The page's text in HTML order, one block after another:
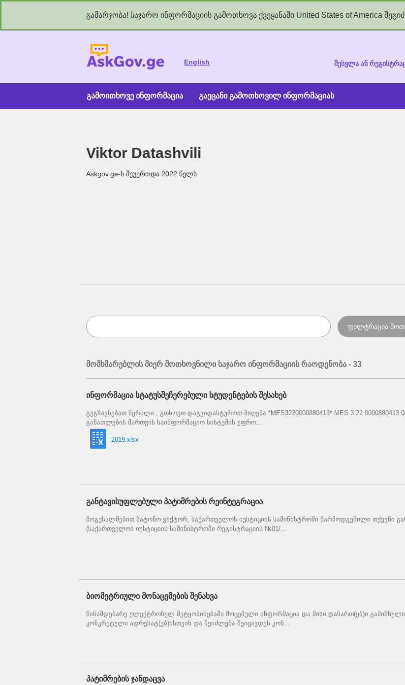
გამარჯობა! საჯარო ინფორმაციის გამოთხოვა ქვეყანაში United States of America
English შესვლა ან
გამოითხოვე ინფორმაცია გაეცანი გამოთხოვილ ინფორმაციას
Viktor Datashvili
Askgov.ge-ს შეუერთდა 2022 წელს
მომხმარებლის მიერ მოთხოვნილი საჯარო ინფორმაციის რაოდენობა - 33
ინფორმაცია სტატუსშეჩერებული სტუდენტების შესახებ
გეგზავნებათ წერილი , გთხოვთ დაგვიდასტუროთ მიღება *MES3220000880413* MES 3 22 0000880413
განათლების მართვის საინფორმაციო სისტემის უფრო...
2019.xlsx
განტავისუფლებული პატიმრების რეინტეგრაცია
მოგესალმებით ბატონო ვიქტორ, საქართველოს იუსტიციის სამინისტროში წარმოდგენილი თქვენი
(საქართველოს იუსტიციის სამინისტროში რეგისტრაციის №01/...
ბიომეტრიული მონაცემების შენახვა
წინამდებარე ელექტრონულ შეტყობინებაში მოცემული ინფორმაცია და მისი დანართ(ებ)ი
კონკრეტული ადრესატ(ებ)ისთვის და შეიძლება შეიცავდეს კონ...
პატიმრების ჯანდაცვა